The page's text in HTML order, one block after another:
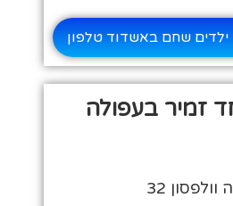
שחם באשדוד טלפון
זמיר בעפולה
32